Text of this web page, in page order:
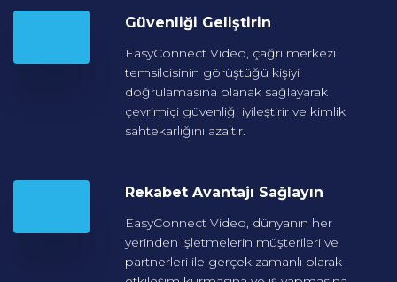
Güvenliği Geliştirin
EasyConnect Video, çağrı merkezi
temsilcisinin görüştüğü kişiyi
doğrulamasına olanak sağlayarak
çevrimiçi güvenliği iyileştirir ve kimlik
sahtekarlığını azaltır.
Rekabet Avantajı Sağlayın
EasyConnect Video, dünyanın her
yerinden işletmelerin müşterileri ve
partnerleri ile gerçek zamanlı olarak